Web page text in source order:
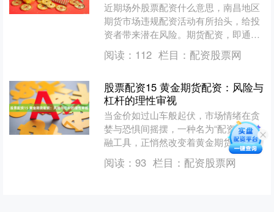
近期场外股票配资什么意思，南昌地区
期货市场违规配资活动有所抬头，给投
资者带来潜在风险。期货配资，即通过
借贷资金放大交易杠杆，虽可能带来高
收益，但同时也伴随着巨大....
阅读： 112 栏目： 配资股票网
股票配资15 黄金期货配资：风险与
杠杆的理性审视
当金价如过山车般起伏，市场情绪在贪
婪与恐惧间摇摆，一种名为“配资”的金
融工具，正悄然改变着黄金期货市场的
游戏规则。它如同传说中的“金手指”，
承诺将微薄本金点化成....
阅读： 93 栏目： 配资股票网